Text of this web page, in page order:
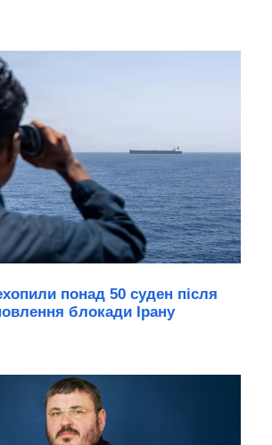
понад 50 суден після
блокади Ірану